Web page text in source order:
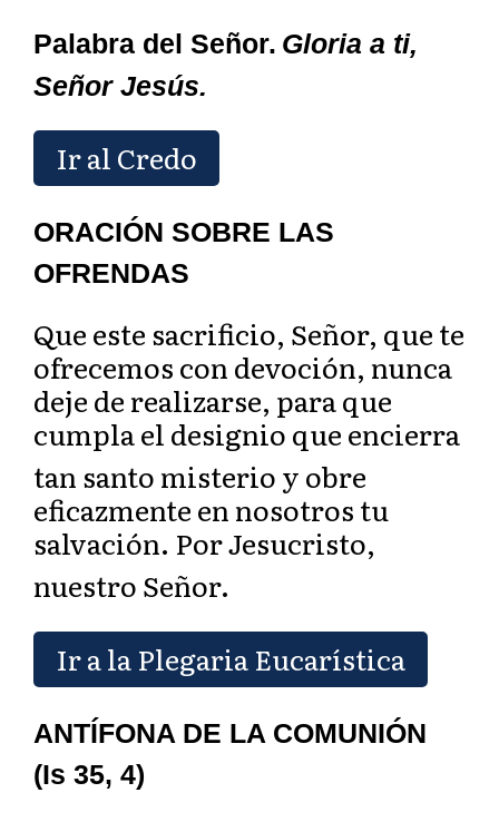
Palabra del Señor. Gloria a ti,
Señor Jesús.
Ir al Credo
ORACIÓN SOBRE LAS
OFRENDAS
Que este sacrificio, Señor, que te
ofrecemos con devoción, nunca
deje de realizarse, para que
cumpla el designio que encierra
tan santomisterio y obre
eficazmente en nosotros tu
salvación. Por Jesucristo,
nuestro Señor.
Ir a la Plegaria Eucarística
ANTÍFONA DE LA COMUNIÓN
(Is 35, 4)